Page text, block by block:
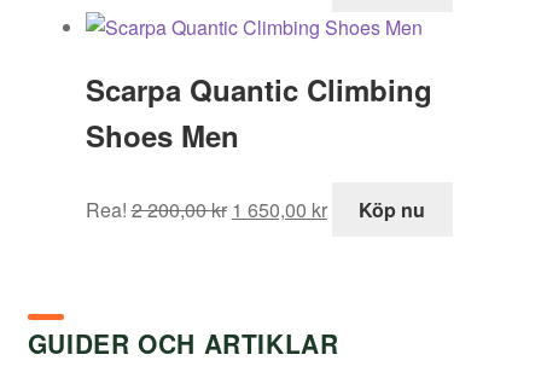
priset
1
priset
1
Scarpa Quantic Climbing
Shoes Men
Rea! 2 200,00kr
ursprungliga
200,00 kr.
1 650,00 kr
nuvarande
650,00 kr.
Köp nu
GUIDER OCH ARTIKLAR